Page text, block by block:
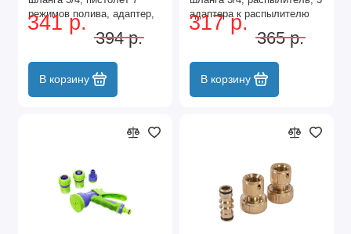
режимов полива, адаптер,
2 соединителя Palisad
341 р.
394 р.
В корзину
адаптера к распылителю
Palisad
317 р.
365 р.
В корзину